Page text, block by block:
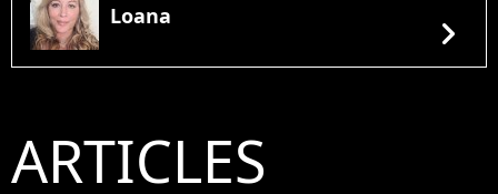
Loana chevron_right
ARTICLES